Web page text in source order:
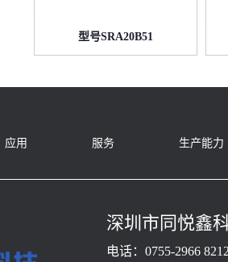
型号SRA20B51
应用 服务 生产能力
深圳市同悦鑫
电话：0755-2966 8212